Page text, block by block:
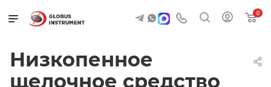
0
Низкопенное
щелочное средство